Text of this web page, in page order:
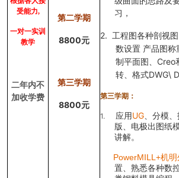
受能力,
一对一实训
教学
二年内不
加收学费
第二学期
8800元
第三学期
8800元
习，
2. 工程图各种剖视
数设置 产品图称
制平面图、 Creo
转、格式DWG\
第三学期：
1. 应用 UG、分模
版、电极出图纸
讲解。
PowerMILL+机明
置、熟悉各种数